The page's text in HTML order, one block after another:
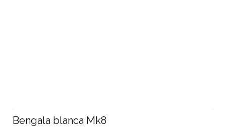
Bengala blanca Mk8